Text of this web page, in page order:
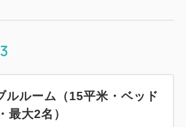
3
ルルーム（15平米・ベッド
最大2名）